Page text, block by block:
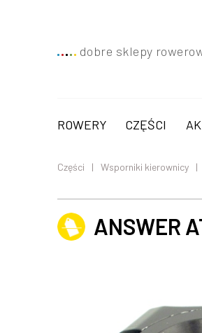
dobre sklepy
ROWERY CZĘŚCI
Części Wsporniki kierownicy
ANSWER